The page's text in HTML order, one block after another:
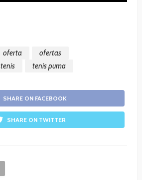
oferta
ofertas
tenis tenis puma
SHARE ON FACEBOOK
SHARE ON TWITTER